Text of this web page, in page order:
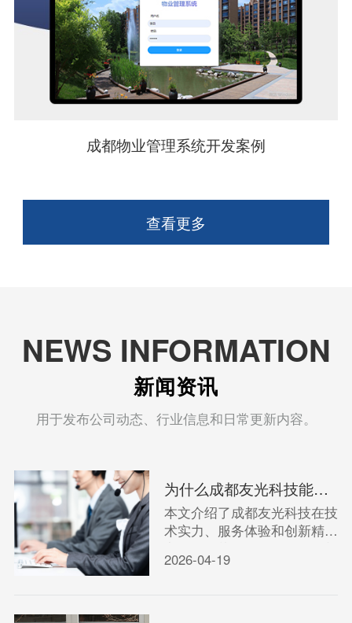
成都物业管理系统开发案例
查看更多
NEWS INFORMATION
新闻资讯
用于发布公司动态、行业信息和日常更新内容。
为什么成都友光科技能成为您的理想合作伙伴？
本文介绍了成都友光科技在技
术实力、服务体验和创新精神
合作伙伴的理由。
2026-04-19